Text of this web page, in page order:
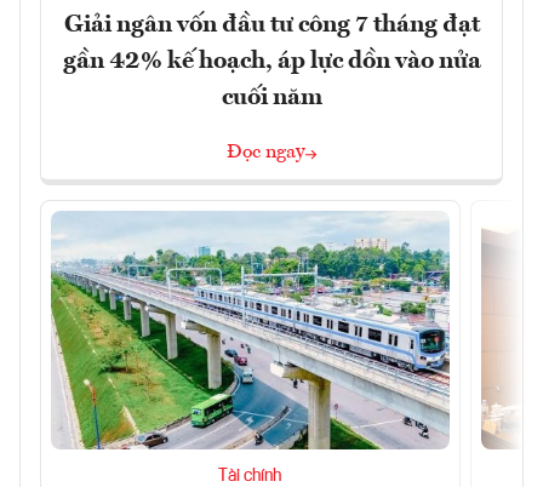
Giải ngân vốn đầu tư công 7 tháng đạt
gần 42% kế hoạch, áp lực dồn vào nửa
cuối năm
Đọc ngay
Tài chính